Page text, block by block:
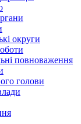
округи
повноваження
голови